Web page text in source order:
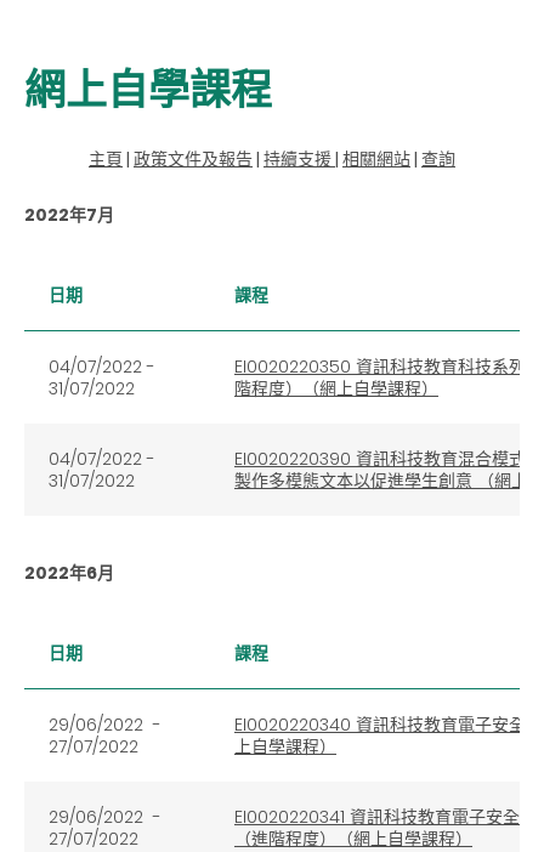
網上自學課程
主頁 | 政策文件及報告| 持續支援| 相關網站| 查詢
2022年7月
日期 課程
04/07/2022 -
31/07/2022
EI0020220350 資訊科技教育科技系列
階程度）（網上自學課程）
04/07/2022 -
31/07/2022
EI0020220390 資訊科技教育混合模
製作多模態文本以促進學生創意 （網上
2022年6月
日期 課程
29/06/2022 -
27/07/2022
EI0020220340 資訊科技教育電子安全
上自學課程）
29/06/2022 -
27/07/2022
EI0020220341 資訊科技教育電子安全
（進階程度）（網上自學課程）